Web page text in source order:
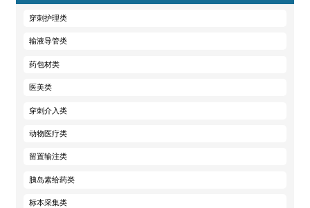
穿刺护理类
输液导管类
药包材类
医美类
穿刺介入类
动物医疗类
留置输注类
胰岛素给药类
标本采集类